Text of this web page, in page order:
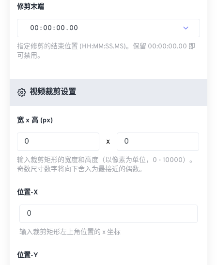
修剪末端
00 : 00 : 00 . 00
指定修剪的结束位置 (HH:MM:SS.MS)。保留 00:00:00.00 即
可禁用。
视频裁剪设置
宽 x 高 (px)
x
输入裁剪矩形的宽度和高度（以像素为单位，0 - 10000）。
奇数尺寸数字将向下舍入为最接近的偶数。
位置-X
输入裁剪矩形左上角位置的 x 坐标
位置-Y